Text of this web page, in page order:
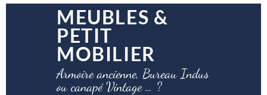
MEUBLES &
PETIT
MOBILIER
Armoire ancienne, Bureau Indus
ou canapé Vintage … ?